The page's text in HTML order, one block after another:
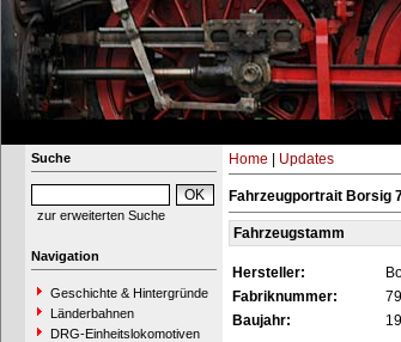
Suche
zur erweiterten Suche
Navigation
Geschichte & Hintergründe
Länderbahnen
DRG-Einheitslokomotiven
Home Updates
Fahrzeugportrait Borsig
Fahrzeugstamm
Hersteller:
Fabriknummer:
Baujahr: